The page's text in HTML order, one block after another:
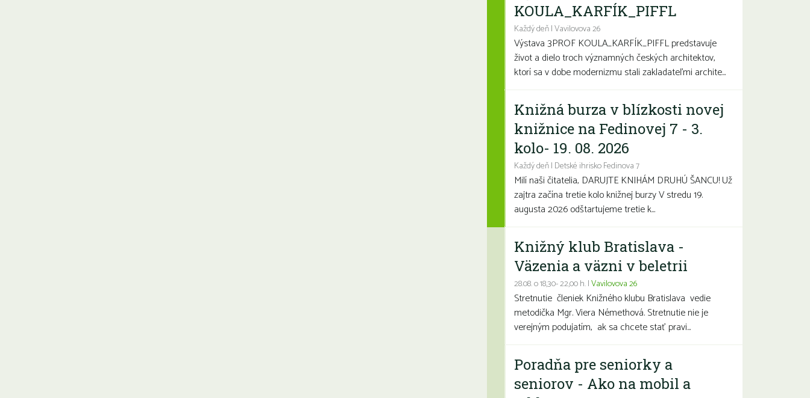
KOULA_KARFÍK_PIFFL
Každý deň | Vavilovova 26
Výstava 3PROF KOULA_KARFÍK_PIFFL predstavuje
život a dielo troch významných českých architektov,
ktorí sa v dobe modernizmu stali zakladateľmi archite...
Knižná burza v blízkosti novej
knižnice na Fedinovej 7 - 3.
kolo- 19. 08. 2026
Každý deň | Detské ihrisko Fedinova 7
Milí naši čitatelia, DARUJTE KNIHÁM DRUHÚ ŠANCU! Už
zajtra začína tretie kolo knižnej burzy V stredu 19.
augusta 2026 odštartujeme tretie k...
Knižný klub Bratislava -
Väzenia a väzni v beletrii
28.08. o 18,30- 22,00 h. |Vavilovova 26
Stretnutie členiek Knižného klubu Bratislava vedie
metodička Mgr. Viera Némethová. Stretnutie nie je
verejným podujatím, ak sa chcete stať pravi...
Poradňa pre seniorky a
seniorov - Ako na mobil a